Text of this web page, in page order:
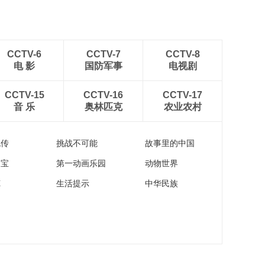
CCTV-6
电 影
CCTV-7
国防军事
CCTV-8
电视剧
CCTV-15
音 乐
CCTV-16
奥林匹克
CCTV-17
农业农村
挑战不可能 故事里的中国
第一动画乐园 动物世界
生活提示 中华民族